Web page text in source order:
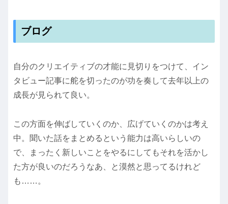
ブログ
自分のクリエイティブの才能に見切りをつけて、イン
タビュー記事に舵を切ったのが功を奏して去年以上の
成長が見られて良い。
この方面を伸ばしていくのか、広げていくのかは考え
中。聞いた話をまとめるという能力は高いらしいの
で、まったく新しいことをやるにしてもそれを活かし
た方が良いのだろうなあ、と漠然と思ってるけれど
も……。